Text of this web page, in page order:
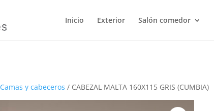
Inicio Exterior Salón comedor
Camas y cabeceros / CABEZAL MALTA 160X115 GRIS (CUMBIA)